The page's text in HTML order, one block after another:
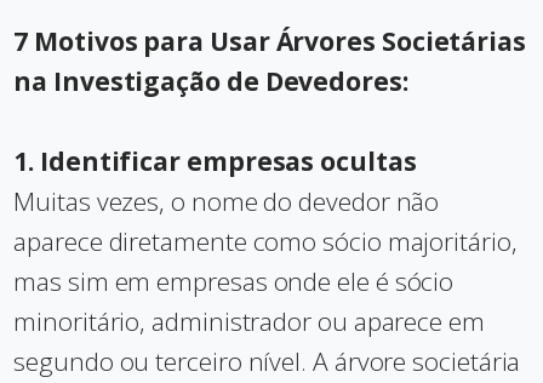
7 Motivos para Usar Árvores Societárias
na Investigação de Devedores:
1. Identificar empresas ocultas
Muitas vezes, o nome do devedor não
aparece diretamente como sócio majoritário,
mas sim em empresas onde ele é sócio
minoritário, administrador ou aparece em
segundo ou terceiro nível. A árvore societária